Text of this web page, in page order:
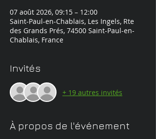
07 août 2026, 09:15 – 12:00
Saint-Paul-en-Chablais, Les Ingels, Rte
des Grands Prés, 74500 Saint-Paul-en-
Chablais, France
Invités
+ 19 autres invités
À propos de l'événement